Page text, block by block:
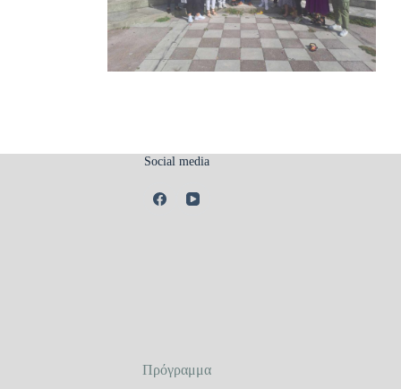
Social media
Πρόγραμμα